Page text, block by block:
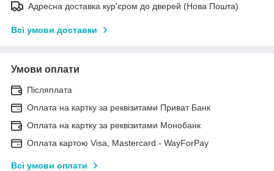
Адресна доставка кур'єром до дверей (Нова Пошта)
Всі умови доставки
Умови оплати
Післяплата
Оплата на картку за реквізитами Приват Банк
Оплата на картку за реквізитами Монобанк
Оплата картою Visa, Mastercard - WayForPay
Всі умови оплати